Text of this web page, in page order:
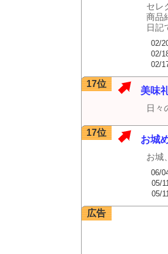
セレ
商品
日記
02/
02/
02/
17位
美味
日々
17位
お城
お城
06/
05/
05/
広告